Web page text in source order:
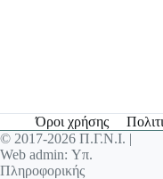
Όροι χρήσης
© 2017-2026 Π.Γ.Ν.Ι. |
Web admin: Υπ.
Πληροφορικής